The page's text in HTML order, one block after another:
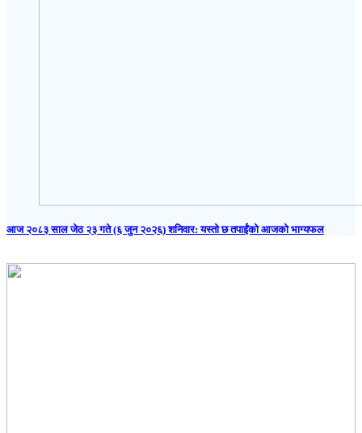
आज २०८३ साल जेठ २३ गते (६ जुन २०२६) शनिवार: यस्तो छ तपाईंको आजको भाग्यफल